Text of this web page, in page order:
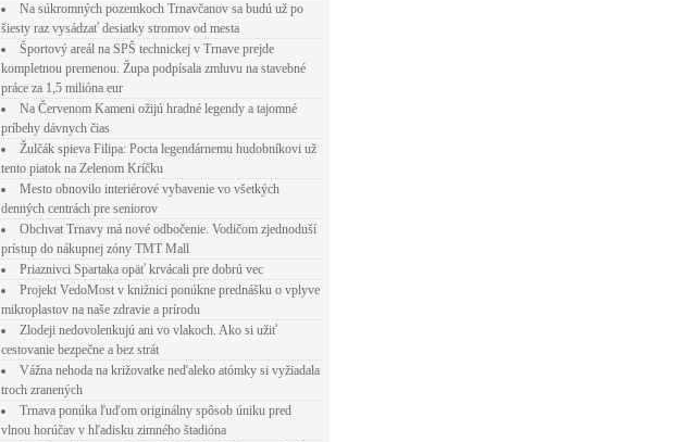
Na súkromných pozemkoch Trnavčanov sa budú už po
šiesty raz vysádzať desiatky stromov od mesta
Športový areál na SPŠ technickej v Trnave prejde
kompletnou premenou. Župa podpísala zmluvu na stavebné
práce za 1,5 milióna eur
Na Červenom Kameni ožijú hradné legendy a tajomné
príbehy dávnych čias
Žulčák spieva Filipa: Pocta legendárnemu hudobníkovi už
tento piatok na Zelenom Kríčku
Mesto obnovilo interiérové vybavenie vo všetkých
denných centrách pre seniorov
Obchvat Trnavy má nové odbočenie. Vodičom zjednoduší
prístup do nákupnej zóny TMT Mall
Priaznivci Spartaka opäť krvácali pre dobrú vec
Projekt VedoMost v knižnici ponúkne prednášku o vplyve
mikroplastov na naše zdravie a prírodu
Zlodeji nedovolenkujú ani vo vlakoch. Ako si užiť
cestovanie bezpečne a bez strát
Vážna nehoda na križovatke neďaleko atómky si vyžiadala
troch zranených
Trnava ponúka ľuďom originálny spôsob úniku pred
vlnou horúčav v hľadisku zimného štadióna